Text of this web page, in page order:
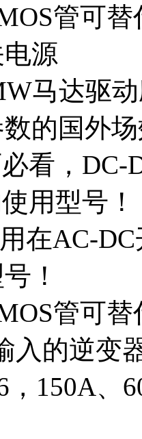
管可
源
马达驱
数的国外
看，DC-
用型号！
在AC-
！
管可
入的逆变
，150A、